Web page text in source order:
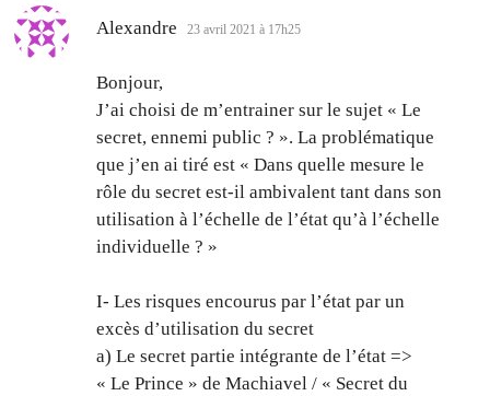
Alexandre dit :
23 avril 2021 à 17h25
Bonjour,
J’ai choisi de m’entrainer sur le sujet « Le
secret, ennemi public ? ». La problématique
que j’en ai tiré est « Dans quelle mesure le
rôle du secret est-il ambivalent tant dans son
utilisation à l’échelle de l’état qu’à l’échelle
individuelle ? »
I- Les risques encourus par l’état par un
excès d’utilisation du secret
a) Le secret partie intégrante de l’état =>
« Le Prince » de Machiavel / « Secret du